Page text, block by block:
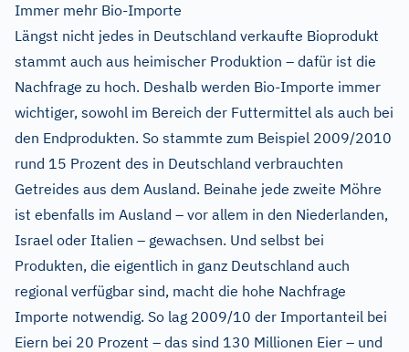
Immer mehr Bio-Importe
Längst nicht jedes in Deutschland verkaufte Bioprodukt
stammt auch aus heimischer Produktion – dafür ist die
Nachfrage zu hoch. Deshalb werden Bio-Importe immer
wichtiger, sowohl im Bereich der Futtermittel als auch bei
den Endprodukten. So stammte zum Beispiel 2009/2010
rund 15 Prozent des in Deutschland verbrauchten
Getreides aus dem Ausland. Beinahe jede zweite Möhre
ist ebenfalls im Ausland – vor allem in den Niederlanden,
Israel oder Italien – gewachsen. Und selbst bei
Produkten, die eigentlich in ganz Deutschland auch
regional verfügbar sind, macht die hohe Nachfrage
Importe notwendig. So lag 2009/10 der Importanteil bei
Eiern bei 20 Prozent – das sind 130 Millionen Eier – und